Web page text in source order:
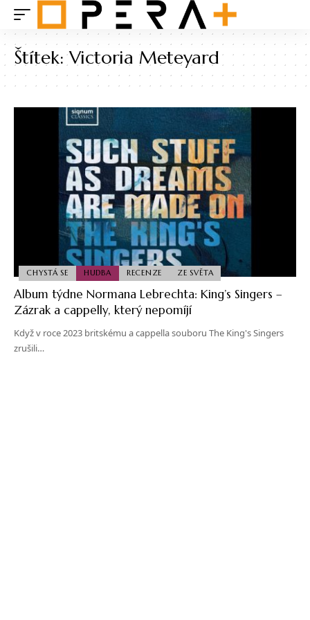
Štítek:Victoria Meteyard
CHYSTÁ SE HUDBA RECENZE ZE SVĚTA
Album týdne Normana Lebrechta: King’s Singers –
Zázrak a cappelly, který nepomíjí
Když v roce 2023 britskému a cappella souboru The King's Singers
zrušili…